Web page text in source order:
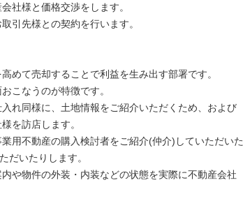
社様と価格交渉をします。
引先様との契約を行います。
めて売却することで利益を生み出す部署です。
こなうのが特徴です。
れ同様に、土地情報をご紹介いただくため、および
を訪店します。
用不動産の購入検討者をご紹介(仲介)していただいた
だいたりします。
や物件の外装・内装などの状態を実際に不動産会社